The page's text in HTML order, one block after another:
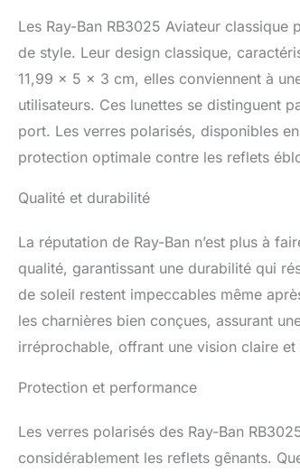
Les Ray-Ban RB3025 Aviateur
de style. Leur design classique,
11,99 x 5 x 3 cm, elles conviennent à
utilisateurs. Ces lunettes se distinguent
port. Les verres polarisés, disponibles
protection optimale contre les reflets
Qualité et durabilité
La réputation de Ray-Ban n’est plus à
qualité, garantissant une durabilité qui
de soleil restent impeccables même
les charnières bien conçues, assurant
irréprochable, offrant une vision claire et
Protection et performance
Les verres polarisés des Ray-Ban
considérablement les reflets gênants.